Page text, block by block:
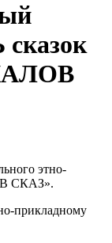
этно-
СКАЗ».
прикладному